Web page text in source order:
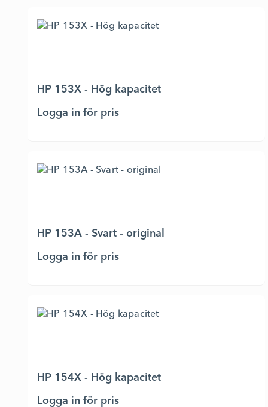
HP 153X - Hög kapacitet
Logga in för pris
HP 153A - Svart - original
Logga in för pris
HP 154X - Hög kapacitet
Logga in för pris